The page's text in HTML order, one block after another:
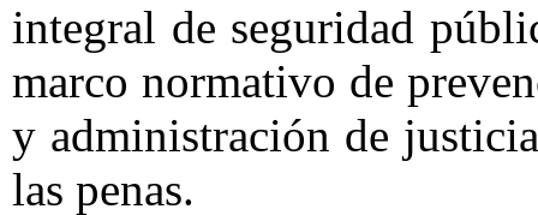
integral de seguridad
marco normativo de
y administración de
las penas.